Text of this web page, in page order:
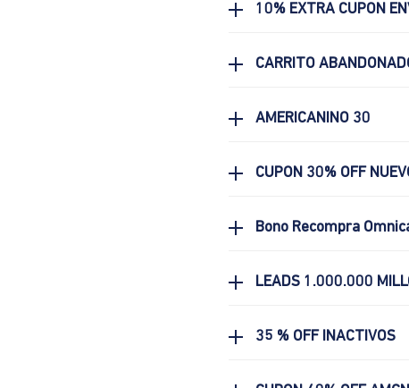
10% EXTRA CUPON
CARRITO
AMERICANINO 30
CUPON 30% OFF
Bono Recompra
LEADS 1.000.000
35 % OFF INACTIVOS